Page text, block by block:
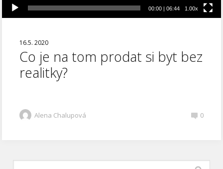
00:00| 06:44 1.00x
16.5. 2020
Co je na tom prodat si byt bez
realitky?
Alena Chalupová 0